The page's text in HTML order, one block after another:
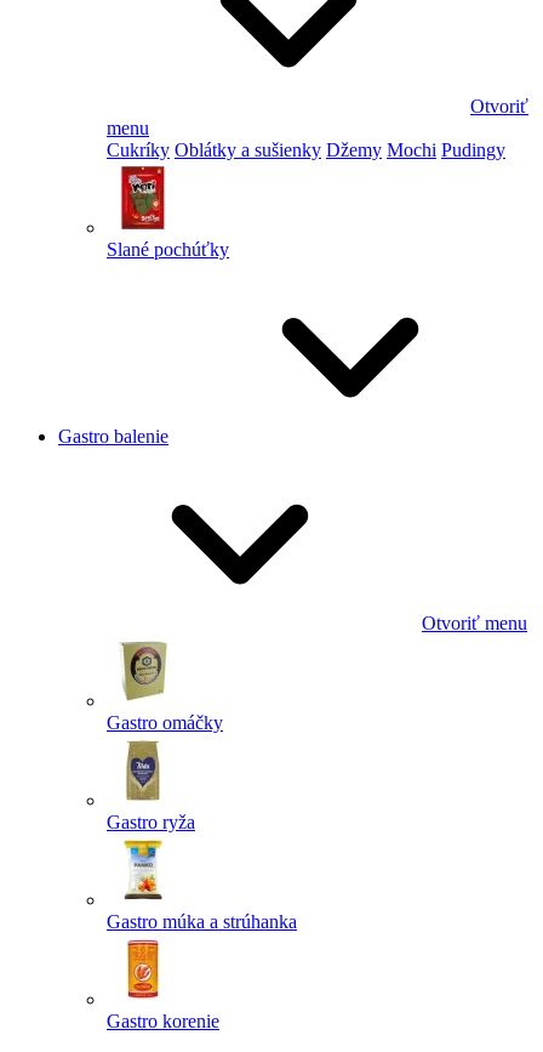
Otvoriť
menu
Cukríky Oblátky a sušienky Džemy Mochi Pudingy
Slané pochúťky
Gastro balenie
Otvoriť menu
Gastro omáčky
Gastro ryža
Gastro múka a strúhanka
Gastro korenie